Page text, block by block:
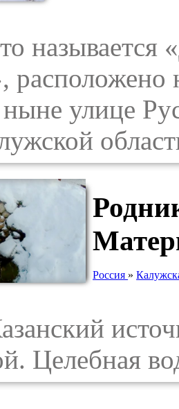
называется
ныне улице
Россия »
Целебная